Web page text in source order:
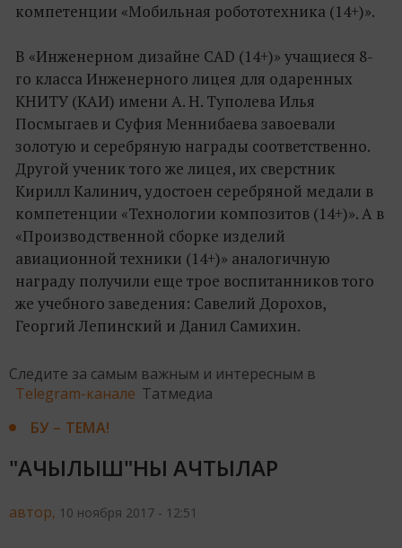
компетенции «Мобильная робототехника (14+)».
В «Инженерном дизайне CAD (14+)» учащиеся 8-
го класса Инженерного лицея для одаренных
КНИТУ (КАИ) имени А. Н. Туполева Илья
Посмыгаев и Суфия Меннибаева завоевали
золотую и серебряную награды соответственно.
Другой ученик того же лицея, их сверстник
Кирилл Калинич, удостоен серебряной медали в
компетенции «Технологии композитов (14+)». А в
«Производственной сборке изделий
авиационной техники (14+)» аналогичную
награду получили еще трое воспитанников того
же учебного заведения: Савелий Дорохов,
Георгий Лепинский и Данил Самихин.
Следите за самым важным и интересным в
Telegram-канале Татмедиа
БУ – ТЕМА!
"АЧЫЛЫШ"НЫ АЧТЫЛАР
автор, 10 ноября 2017 - 12:51